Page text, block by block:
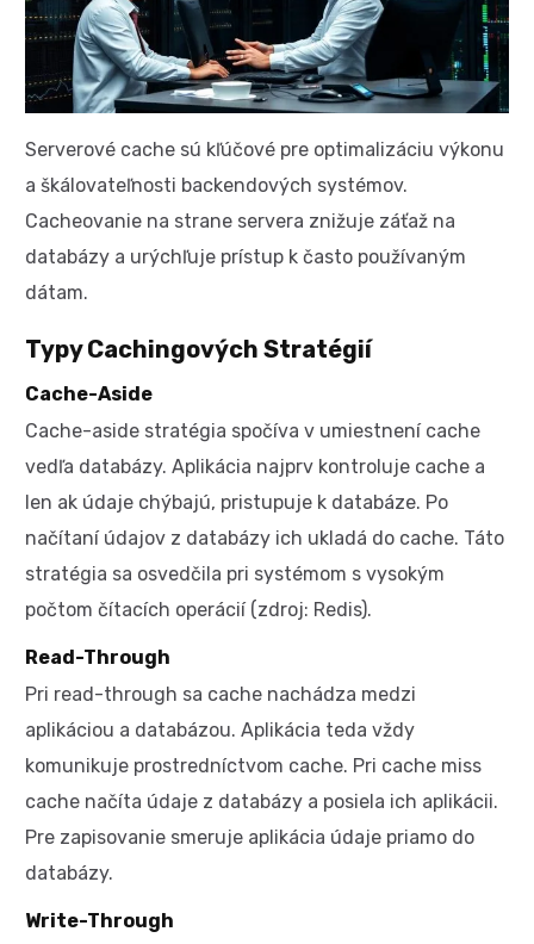
Serverové cache sú kľúčové pre optimalizáciu výkonu
a škálovateľnosti backendových systémov.
Cacheovanie na strane servera znižuje záťaž na
databázy a urýchľuje prístup k často používaným
dátam.
Typy Cachingových Stratégií
Cache-Aside
Cache-aside stratégia spočíva v umiestnení cache
vedľa databázy. Aplikácia najprv kontroluje cache a
len ak údaje chýbajú, pristupuje k databáze. Po
načítaní údajov z databázy ich ukladá do cache. Táto
stratégia sa osvedčila pri systémom s vysokým
počtom čítacích operácií (zdroj: Redis).
Read-Through
Pri read-through sa cache nachádza medzi
aplikáciou a databázou. Aplikácia teda vždy
komunikuje prostredníctvom cache. Pri cache miss
cache načíta údaje z databázy a posiela ich aplikácii.
Pre zapisovanie smeruje aplikácia údaje priamo do
databázy.
Write-Through